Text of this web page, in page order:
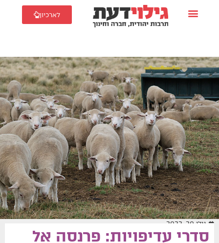
לארכיון
יולי 20, 2022
סדרי עדיפויות: פרנסה אל